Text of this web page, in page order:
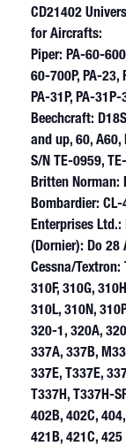
CD21402
for Aircrafts:
Piper: PA-60-
60-700P, PA-23,
PA-31P, PA-
Beechcraft:
and up, 60, A60,
S/N TE-0959,
Britten Norman:
Bombardier:
Enterprises Ltd.:
(Dornier): Do 28
Cessna/Textron:
310F, 310G,
310L, 310N,
320-1, 320A,
337A, 337B,
337E, T337E,
T337H, T337H-
402B, 402C,
421B, 421C, 425